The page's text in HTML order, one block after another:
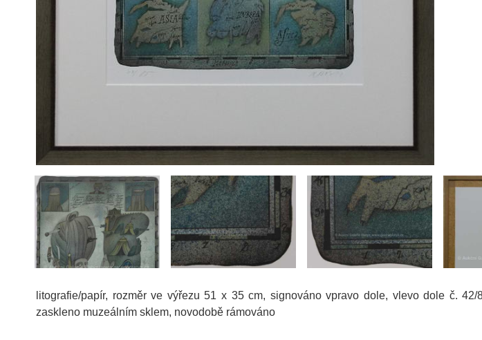
litografie/papír, rozměr ve výřezu 51 x 35 cm, signováno vpravo dole, vlevo dole č. 42/
zaskleno muzeálním sklem, novodobě rámováno